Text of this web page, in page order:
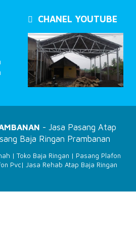
CHANEL YOUTUBE
- Jasa Pasang Atap
Baja Ringan Prambanan
| Toko Baja Ringan | Pasang Plafon
Pvc| Jasa Rehab Atap Baja Ringan